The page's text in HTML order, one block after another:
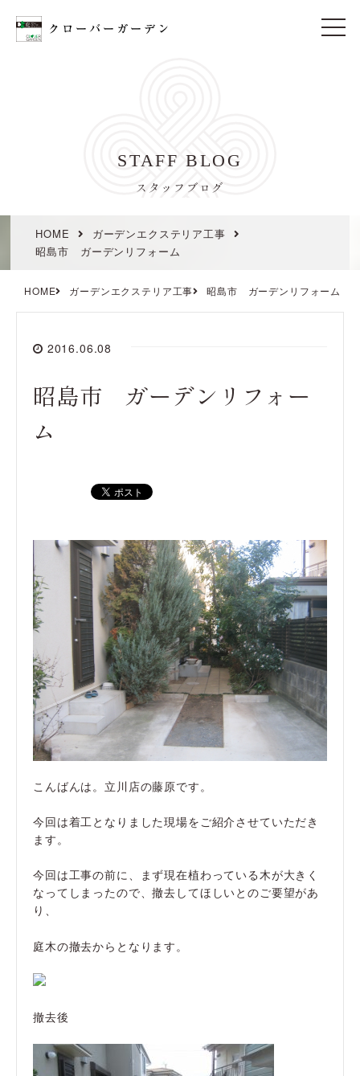
t
STAFF BLOG
スタッフブログ
HOME
ガーデンエクステリア工事
昭島市 ガーデンリフォーム
HOME ガーデンエクステリア工事 昭島市 ガーデンリフォーム
2016.06.08
昭島市 ガーデンリフォー
ム
こんばんは。立川店の藤原です。
今回は着工となりました現場をご紹介させていただき
ます。
今回は工事の前に、まず現在植わっている木が大きく
なってしまったので、撤去してほしいとのご要望があ
り、
庭木の撤去からとなります。
撤去後